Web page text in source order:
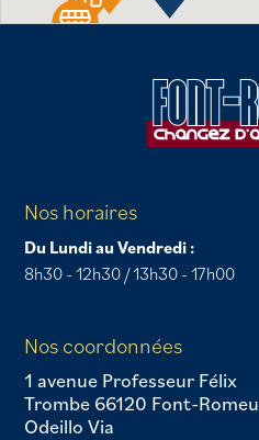
Nos horaires
Du Lundi au Vendredi :
8h30 - 12h30 / 13h30 - 17h00
Nos coordonnées
1 avenue Professeur Félix
Trombe 66120 Font-Romeu
Odeillo Via